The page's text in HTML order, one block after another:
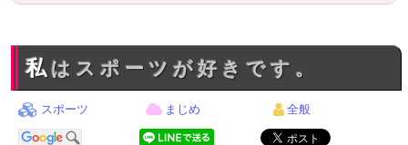
私はスポーツが好きです。
スポーツ まじめ 全般